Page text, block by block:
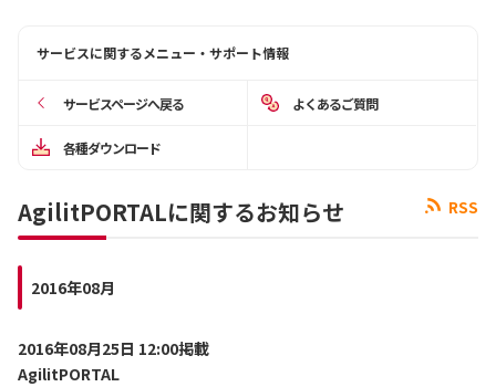
お知らせ
OCNのお客さまはこちら
工事・故障情報通知サー
ビス
サービスに関するメニュー・サポート情報
サービスページへ戻る よくあるご質問
各種ダウンロード
RSS
AgilitPORTALに関するお知らせ
2016年08月
2016年08月25日 12:00掲載
AgilitPORTAL